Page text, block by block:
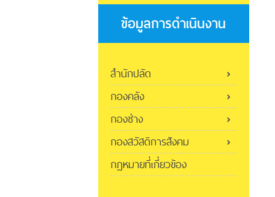
ข้อมูลการดำเนินงาน
สำนักปลัด
กองคลัง
กองช่าง
กองสวัสดิการสังคม
กฎหมายที่เกี่ยวข้อง